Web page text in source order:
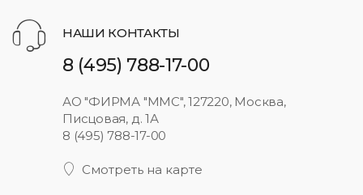
НАШИ КОНТАКТЫ
8 (495) 788-17-00
АО "ФИРМА "ММС", 127220, Москва,
Писцовая, д. 1А
8 (495) 788-17-00
Смотреть на карте